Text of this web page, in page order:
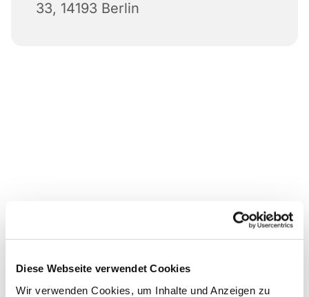
Diese Webseite verwendet Cookies
Wir verwenden Cookies, um Inhalte und Anzeigen zu
33, 14193 Berlin